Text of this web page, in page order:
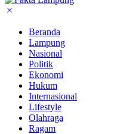
Beranda
Lampung
Nasional
Politik
Ekonomi
Hukum
Internasional
Lifestyle
Olahraga
Ragam